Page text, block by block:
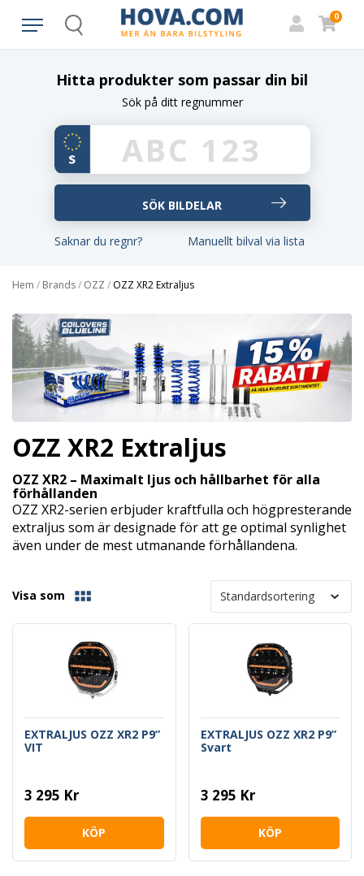
Search
0
Hitta produkter som passar din bil
Sök på ditt regnummer
Saknar du regnr? Manuellt bilval via lista
Hem / Brands/ OZZ / OZZ XR2 Extraljus
OZZ XR2 Extraljus
OZZ XR2 – Maximalt ljus och hållbarhet för alla
förhållanden
OZZ XR2-serien erbjuder kraftfulla och högpresterande
extraljus som är designade för att ge optimal synlighet
även under de mest utmanande förhållandena.
Visa som
EXTRALJUS OZZ XR2 P9”
VIT
3 295 Kr
KÖP
EXTRALJUS OZZ XR2 P9”
Svart
3 295 Kr
KÖP